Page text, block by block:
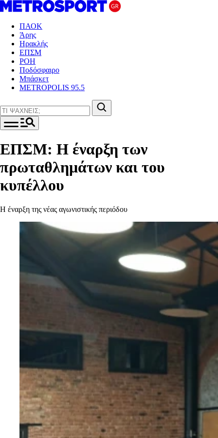
ΠΑΟΚ
Άρης
Ηρακλής
ΕΠΣΜ
ΡΟΗ
Ποδόσφαιρο
Μπάσκετ
METROPOLIS 95.5
ΕΠΣΜ: Η έναρξη των
πρωταθλημάτων και του
κυπέλλου
Η έναρξη της νέας αγωνιστικής περιόδου